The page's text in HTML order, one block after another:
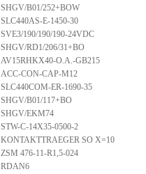
SHGV/B01/252+BOW
SLC440AS-E-1450-30
SVE3/190/190/190-24VDC
SHGV/RD1/206/31+BO
AV15RHKX40-O.A.-GB215
ACC-CON-CAP-M12
SLC440COM-ER-1690-35
SHGV/B01/117+BO
SHGV/EKM74
STW-C-14X35-0500-2
KONTAKTTRAEGER SO X=10
ZSM 476-11-R1,5-024
RDAN6